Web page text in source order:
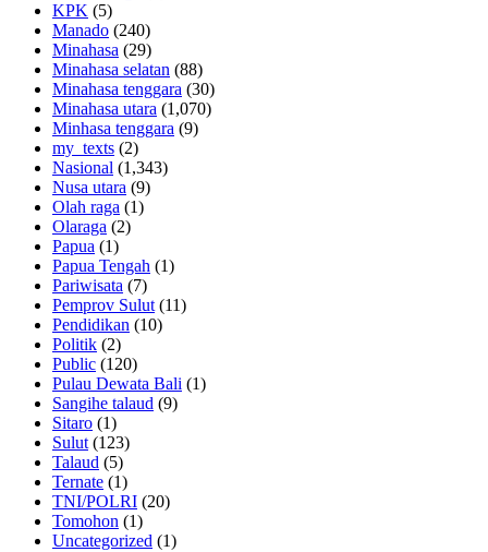
KPK (5)
Manado (240)
Minahasa (29)
Minahasa selatan (88)
Minahasa tenggara (30)
Minahasa utara (1,070)
Minhasa tenggara (9)
my_texts (2)
Nasional (1,343)
Nusa utara (9)
Olah raga (1)
Olaraga (2)
Papua (1)
Papua Tengah (1)
Pariwisata (7)
Pemprov Sulut (11)
Pendidikan (10)
Politik (2)
Public (120)
Pulau Dewata Bali (1)
Sangihe talaud (9)
Sitaro (1)
Sulut (123)
Talaud (5)
Ternate (1)
TNI/POLRI (20)
Tomohon (1)
Uncategorized (1)